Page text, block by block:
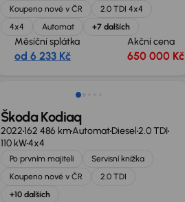
Koupeno nové v ČR
2.0 TDI 4x4
4x4
Automat +7 dalších
Měsíční splátka
od 6 233 Kč
Akční cena
650 000 Kč
Nově v nabídce
Škoda Kodiaq
2022162 486 kmAutomatDiesel2.0 TDI
110 kW4x4
Po prvním majiteli
Servisní knížka
Koupeno nové v ČR
2.0 TDI
+10 dalších